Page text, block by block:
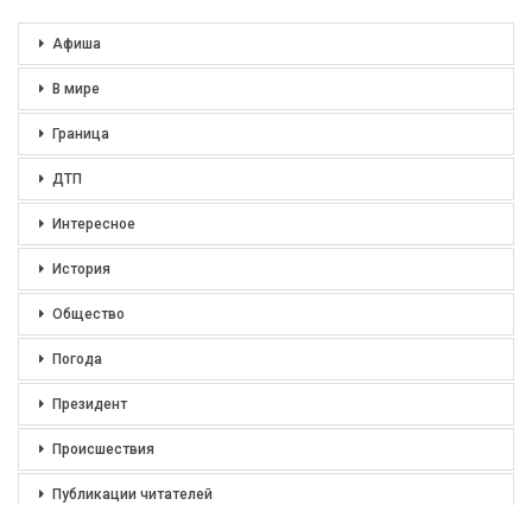
Афиша
В мире
Граница
ДТП
Интересное
История
Общество
Погода
Президент
Происшествия
Публикации читателей